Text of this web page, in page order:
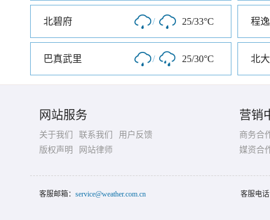
北碧府 / 25/33°C 程逸
巴真武里 / 25/30°C 北
网站服务
关于我们 联系我们
用户反馈
版权声明
网站律师
营销
商务合
媒资合
客服邮箱： service@weather.com.cn 客服电